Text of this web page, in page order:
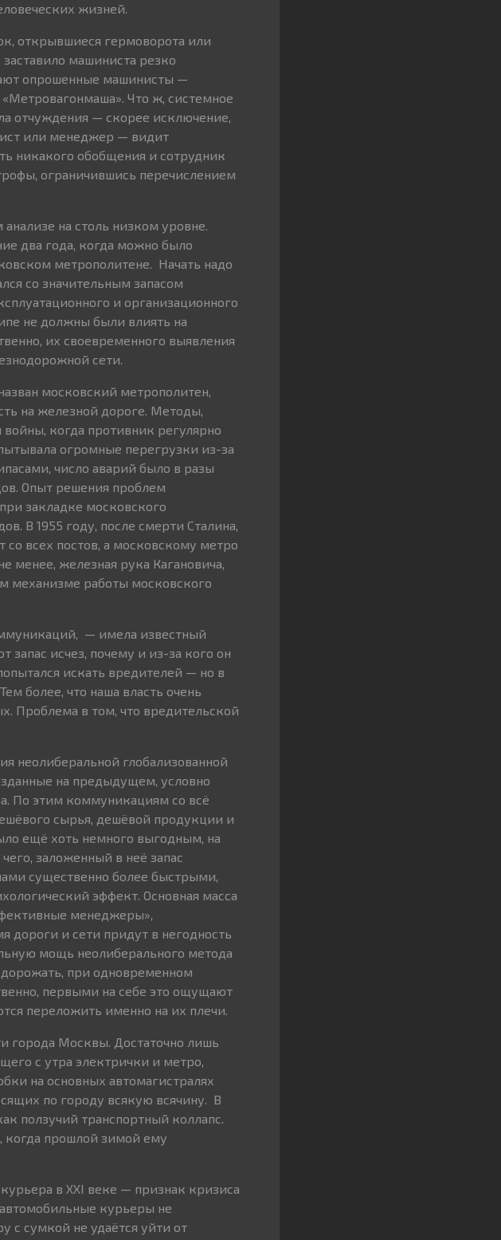
жизней.
открывшиеся гермоворота или
машиниста резко
опрошенные машинисты —
Что ж, системное
отчуждения — скорее исключение,
или менеджер — видит
никакого обобщения и сотрудник
ограничившись перечислением
на столь низком уровне.
два года, когда можно было
метрополитене. Начать надо
со значительным запасом
и организационного
не должны были влиять на
их своевременного выявления
сети.
московский метрополитен,
на железной дороге. Методы,
когда противник регулярно
огромные перегрузки из-за
число аварий было в разы
Опыт решения проблем
закладке московского
В 1955 году, после смерти Сталина,
со всех постов, а московскому метро
менее, железная рука Кагановича,
механизме работы московского
— имела известный
запас исчез, почему и из-за кого он
искать вредителей — но в
более, что наша власть очень
Проблема в том, что вредительской
неолиберальной глобализованной
на предыдущем, условно
По этим коммуникациям со всё
сырья, дешёвой продукции и
ещё хоть немного выгодным, на
заложенный в неё запас
существенно более быстрыми,
эффект. Основная масса
менеджеры»,
дороги и сети придут в негодность
мощь неолиберального метода
дорожать, при одновременном
первыми на себе это ощущают
переложить именно на их плечи.
города Москвы. Достаточно лишь
с утра электрички и метро,
на основных автомагистралях
по городу всякую всячину. В
ползучий транспортный коллапс.
когда прошлой зимой ему
в XXI веке — признак кризиса
курьеры не
с сумкой не удаётся уйти от